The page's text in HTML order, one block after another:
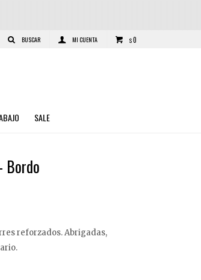
SALE
$0
Bordo
reforzados. Abrigadas,